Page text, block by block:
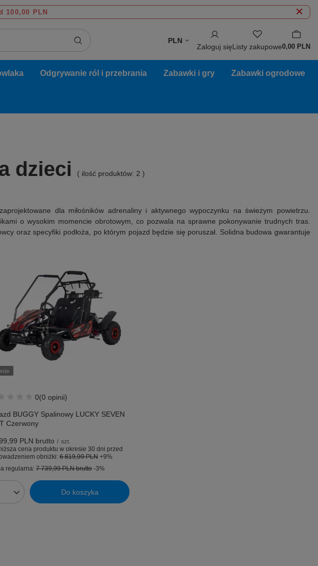
100,00 PLN
PLN
Zaloguj sięListy zakupowe0,00 PLN
Odgrywanie ról i przebrania Zabawki i gry Zabawki ogrodowe
dzieci ( ilość produktów: 2 )
dla miłośników adrenaliny i aktywnego wypoczynku na świeżym powietrzu.
o wysokim momencie obrotowym, co pozwala na sprawne pokonywanie trudnych tras.
oraz specyfiki podłoża, po którym pojazd będzie się poruszał. Solidna budowa gwarantuje
0(0 opinii)
BUGGY Spalinowy LUCKY SEVEN
Czerwony
PLN brutto / szt.
cena produktu w okresie 30 dni przed
obniżki: 6 819,99 PLN +9%
regularna: 7 739,99 PLNbrutto -3%
Do koszyka